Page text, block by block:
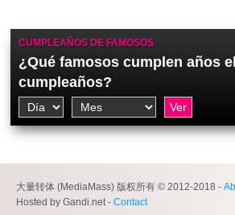
CUMPLEAÑOS DE FAMOSOS
¿Qué famosos cumplen años
cumpleaños?
大量转体 (MediaMass) 版权所有 © 2012-2018 -
Hosted by Gandi.net - Contact